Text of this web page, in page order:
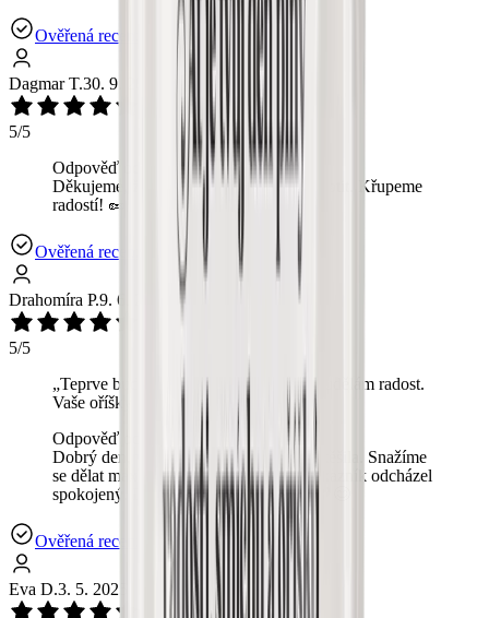
Ověřená recenze
Dagmar T.30. 9. 2025
5/5
Odpověď od OchutnejOřech.cz:
Děkujeme, že jste si našli čas nás ohodnotit. Křupeme
radostí! 🥜
Ověřená recenze
Drahomíra P.9. 6. 2025
5/5
„Teprve budu darovat, ale i tak vím, že udělám radost.
Vaše oříšky jsou skvělé ❤️
“
Odpověď od OchutnejOřech.cz:
Dobrý den, vaše pochvala nás velmi potěšila. Snažíme
se dělat maximum pro to, aby každý zákazník odcházel
spokojený. Děkujeme za vaši důvěru. 💖😊
Ověřená recenze
Eva D.3. 5. 2025